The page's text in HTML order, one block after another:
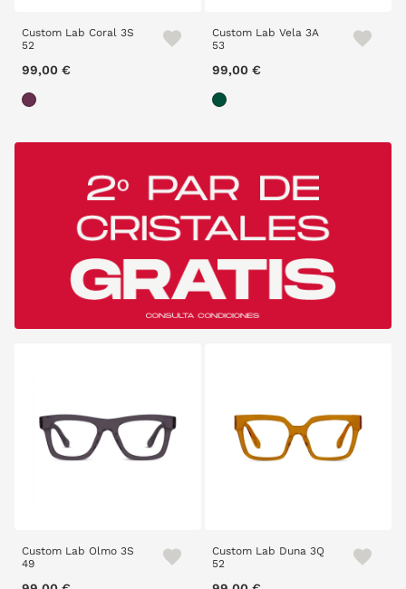
Custom Lab Coral 3S
52
99,00 €
Custom Lab Vela 3A
53
99,00 €
Custom Lab Olmo 3S
49
Custom Lab Duna 3Q
52